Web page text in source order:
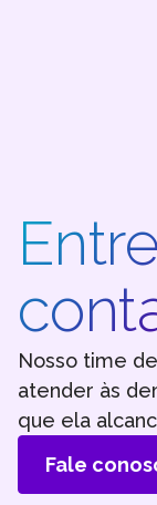
Nosso time
atender às
que ela
Fale